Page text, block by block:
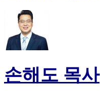
손해도 목사